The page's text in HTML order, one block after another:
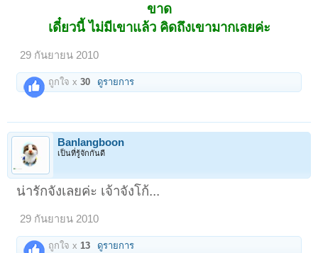
ขาด
เดี๋ยวนี้ ไม่มีเขาแล้ว คิดถึงเขามากเลยค่ะ
29 กันยายน 2010
ถูกใจ x30 ดูรายการ
Banlangboon
เป็นที่รู้จักกันดี
น่ารักจังเลยค่ะ เจ้าจังโก้...
29 กันยายน 2010
ถูกใจ x 13 ดูรายการ